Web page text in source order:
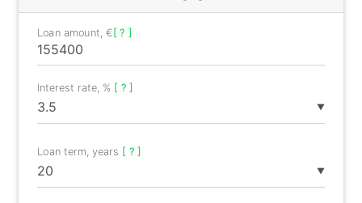
Loan amount, €[ ? ]
▼
Interest rate, % [ ? ]
▼
Loan term, years [ ? ]